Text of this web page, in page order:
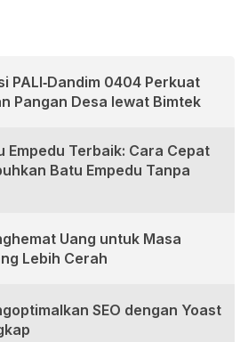
PALI‑Dandim 0404 Perkuat
Pangan Desa lewat Bimtek
Empedu Terbaik: Cara Cepat
Batu Empedu Tanpa
Uang untuk Masa
Lebih Cerah
SEO dengan Yoast